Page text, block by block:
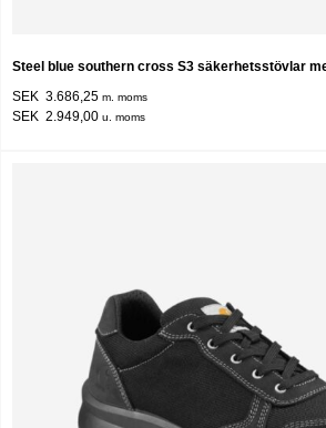
Steel blue southern cross S3 säkerhetsstövlar
SEK 3.686,25 m. moms
SEK 2.949,00 u. moms